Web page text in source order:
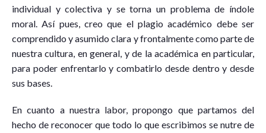
individual y colectiva y se torna un problema de índole
moral. Así pues, creo que el plagio académico debe ser
comprendido y asumido clara y frontalmente como parte de
nuestra cultura, en general, y de la académica en particular,
para poder enfrentarlo y combatirlo desde dentro y desde
sus bases.
En cuanto a nuestra labor, propongo que partamos del
hecho de reconocer que todo lo que escribimos se nutre de